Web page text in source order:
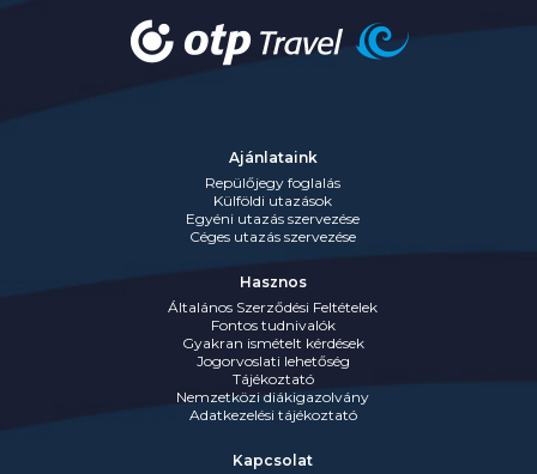
Ajánlataink
Repülőjegy foglalás
Külföldi utazások
Egyéni utazás szervezése
Céges utazás szervezése
Hasznos
Általános Szerződési Feltételek
Fontos tudnivalók
Gyakran ismételt kérdések
Jogorvoslati lehetőség
Tájékoztató
Nemzetközi diákigazolvány
Adatkezelési tájékoztató
Kapcsolat